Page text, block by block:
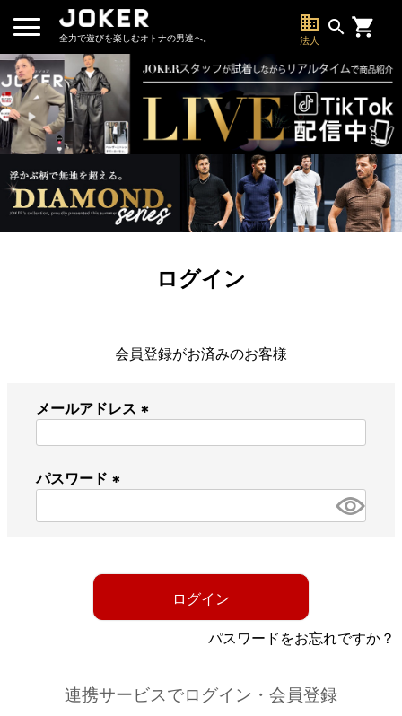
全力で遊びを楽しむオトナの男達へ。
business
法人
search
ログイン
会員登録がお済みのお客様
メールアドレス
パスワード
必
ログイン
パスワードをお忘れですか？
連携サービスでログイン・会員登録